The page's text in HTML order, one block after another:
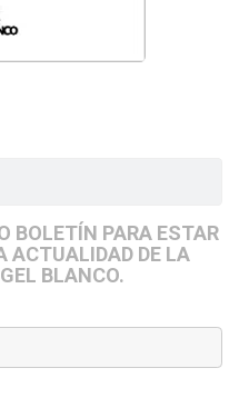
BOLETÍN PARA ESTAR
ACTUALIDAD DE LA
BLANCO.